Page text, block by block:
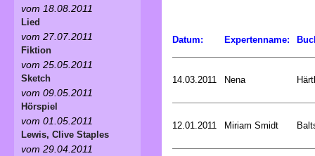
Datum: Expertenname:
14.03.2011 Nena
12.01.2011 Miriam Smidt
vom 18.08.2011
Lied
vom 27.07.2011
Fiktion
vom 25.05.2011
Sketch
vom 09.05.2011
Hörspiel
vom 01.05.2011
Lewis, Clive Staples
vom 29.04.2011